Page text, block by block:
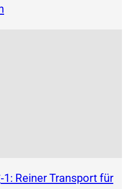
‑1: Reiner Transport für